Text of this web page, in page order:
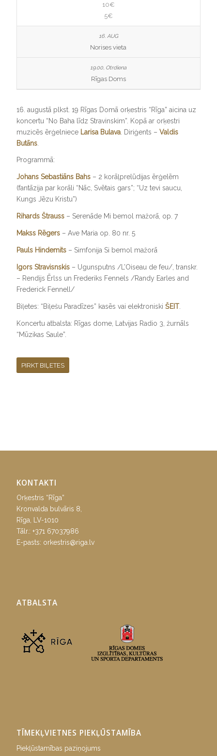
10€
5€
Norises vieta
Rīgas Doms
16. augustā plkst. 19 Rīgas Domā orķestris “Rīga” aicina uz
koncertu “No Baha līdz Stravinskim”. Kopā ar orķestri
muzicēs ērģelniece Larisa Bulava. Diriģents – Valdis
Butāns.
Programmā:
Johans Sebastiāns Bahs– 2 korāļprelūdijas ērģelēm
(fantāzija par korāli “Nāc, Svētais gars”; “Uz tevi saucu,
Kungs Jēzu Kristu”)
Rihards Štrauss– Serenāde Mi bemol mažorā, op. 7
Makss Rēgers– Ave Maria op. 80 nr. 5
Pauls Hindemits– Simfonija Si bemol mažorā
Igors Stravisnskis– Ugunsputns /L’Oiseau de feu/, transkr.
– Rendijs Ērlss un Frederiks Fennels /Randy Earles and
Frederick Fennell/
Biļetes: “Biļešu Paradīzes” kasēs vai elektroniski ŠEIT.
Koncertu atbalsta: Rīgas dome, Latvijas Radio 3, žurnāls
“Mūzikas Saule”.
PIRKT BIĻETES
KONTAKTI
Orķestris “Rīga”
Kronvalda bulvāris 8,
Rīga, LV-1010
Tālr.: +371 67037986
E-pasts: orkestris@riga.lv
ATBALSTA
TĪMEKĻVIETNES PIEKĻŪSTAMĪBA
Piekļūstamības paziņojums